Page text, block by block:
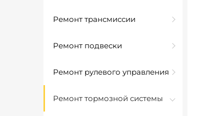
Ремонт трансмиссии
Ремонт подвески
Ремонт рулевого управления
Ремонт тормозной системы